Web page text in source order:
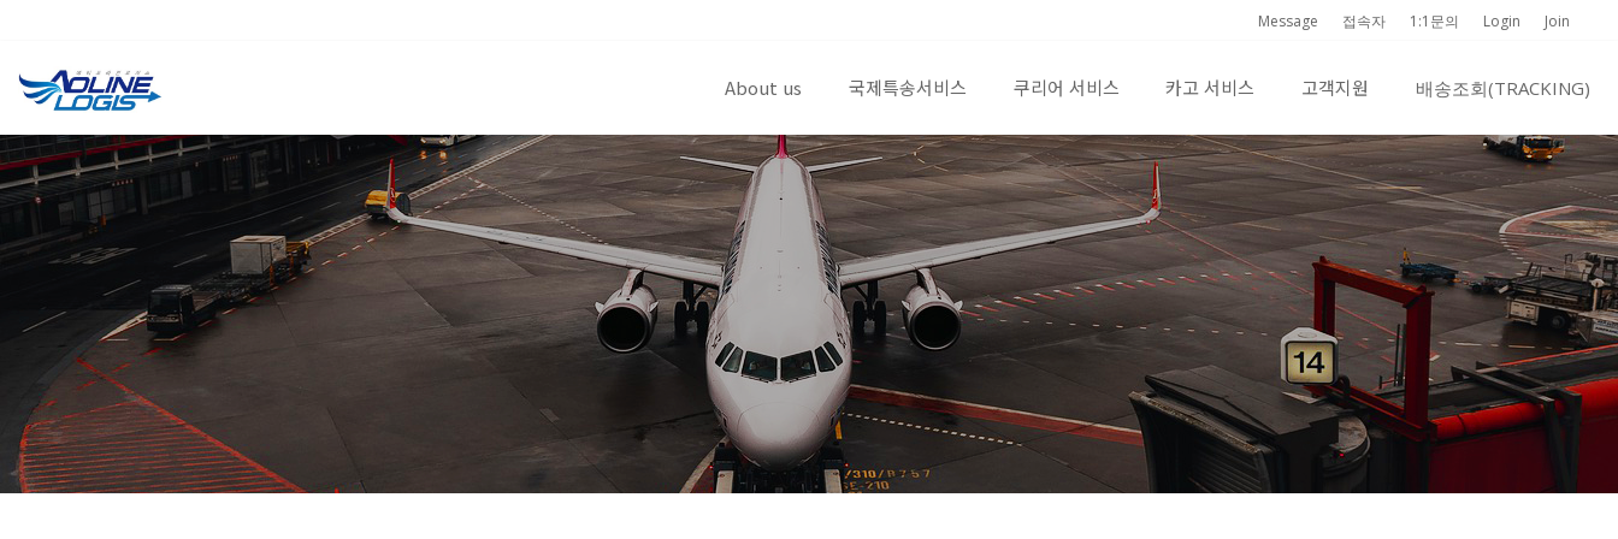
Join
Login
1:1문의
접속자
Message
About us 국제특송서비스 쿠리어 서비스 카고 서비스 고객지원 배송조회(TRACKING)